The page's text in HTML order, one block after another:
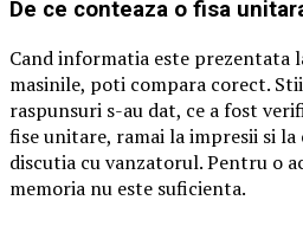
De ce conteaza o fisa
Cand informatia este prezentata
masinile, poti compara corect.
raspunsuri s-au dat, ce a fost
fise unitare, ramai la impresii si
discutia cu vanzatorul. Pentru o
memoria nu este suficienta.